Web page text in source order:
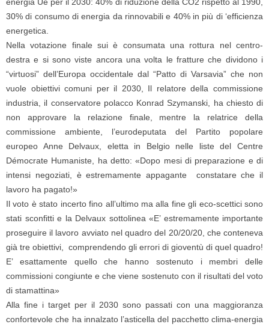
30% di consumo di energia da rinnovabili e 40% in più di ‘efficienza
energetica.
Nella votazione finale sui è consumata una rottura nel centro-
destra e si sono viste ancora una volta le fratture che dividono i
“virtuosi” dell’Europa occidentale dal “Patto di Varsavia” che non
vuole obiettivi comuni per il 2030, Il relatore della commissione
industria, il conservatore polacco Konrad Szymanski, ha chiesto di
non approvare la relazione finale, mentre la relatrice della
commissione ambiente, l’eurodeputata del Partito popolare
europeo Anne Delvaux, eletta in Belgio nelle liste del Centre
Démocrate Humaniste, ha detto: «Dopo mesi di preparazione e di
intensi negoziati, è estremamente appagante constatare che il
lavoro ha pagato!»
Il voto è stato incerto fino all’ultimo ma alla fine gli eco-scettici sono
stati sconfitti e la Delvaux sottolinea «E’ estremamente importante
proseguire il lavoro avviato nel quadro del 20/20/20, che conteneva
già tre obiettivi, comprendendo gli errori di gioventù di quel quadro!
E’ esattamente quello che hanno sostenuto i membri delle
commissioni congiunte e che viene sostenuto con il risultati del voto
di stamattina»
Alla fine i target per il 2030 sono passati con una maggioranza
confortevole che ha innalzato l’asticella del pacchetto clima-energia